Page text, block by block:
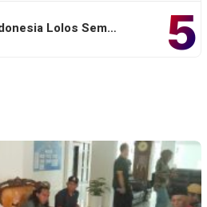
5
Lolos Sem…